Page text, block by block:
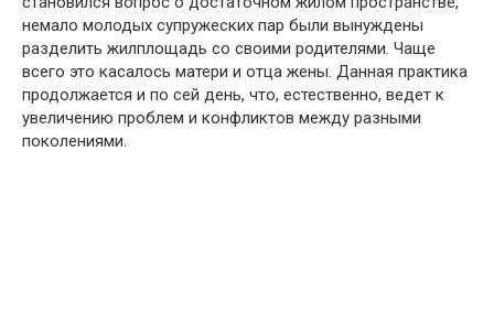
немало молодых супружеских пар были вынуждены
разделить жилплощадь со своими родителями. Чаще
всего это касалось матери и отца жены. Данная практика
продолжается и по сей день, что, естественно, ведет к
увеличению проблем и конфликтов между разными
поколениями.